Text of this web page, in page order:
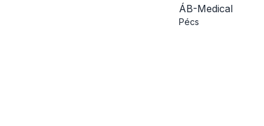
ÁB-Medical
Pécs